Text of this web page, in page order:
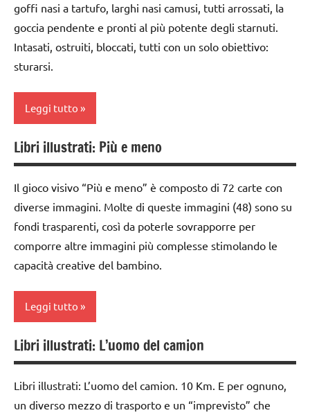
ARGOMENTI
PER ETA'
TUTTI GLI
ARTICOLI
3 ai
6
anni
LIBRI E
ALBI
ILLUSTRATI
TUTTI GLI
ARGOMENTI
PER ETA'
TUTTI GLI
ARTICOLI
goffi nasi a tartufo, larghi nasi camusi, tutti arrossati, la
goccia pendente e pronti al più potente degli starnuti.
Intasati, ostruiti, bloccati, tutti con un solo obiettivo:
sturarsi.
Leggi tutto
classe
1a
classe
2a
3 ai
6
LIBRI E
ILLUSTRATI
ARGOMENTI
PER ETA'
Libri illustrati: Più e meno
Il gioco visivo “Più e meno” è composto di 72 carte con
diverse immagini. Molte di queste immagini (48) sono su
fondi trasparenti, così da poterle sovrapporre per
comporre altre immagini più complesse stimolando le
capacità creative del bambino.
Leggi tutto
classe
1a
classe
2a
Libri illustrati: L’uomo del camion
Libri illustrati: L’uomo del camion. 10 Km. E per ognuno,
un diverso mezzo di trasporto e un “imprevisto” che